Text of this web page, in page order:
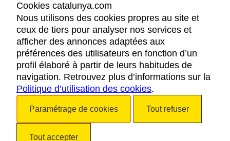
MENTIONS LÉGALES
RÈGLES DE CONFIDENTIALITÉ
COOKIES
ACCESSIBILITÉ
Cookies catalunya.com
Nous utilisons des cookies propres au site et
ceux de tiers pour analyser nos services et
afficher des annonces adaptées aux
préférences des utilisateurs en fonction d’un
profil élaboré à partir de leurs habitudes de
navigation. Retrouvez plus d’informations sur la
Politique d’utilisation des cookies.
Paramétrage de cookies Tout refuser
Tout accepter